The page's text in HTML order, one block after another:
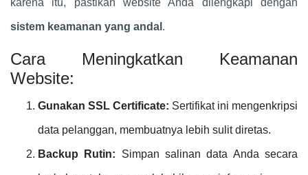
karena itu, pastikan website Anda dilengkapi dengan
sistem keamanan yang andal .
Cara Meningkatkan Keamanan
Website:
Gunakan SSL Certificate: Sertifikat ini mengenkripsi
data pelanggan, membuatnya lebih sulit diretas.
Backup Rutin: Simpan salinan data Anda secara